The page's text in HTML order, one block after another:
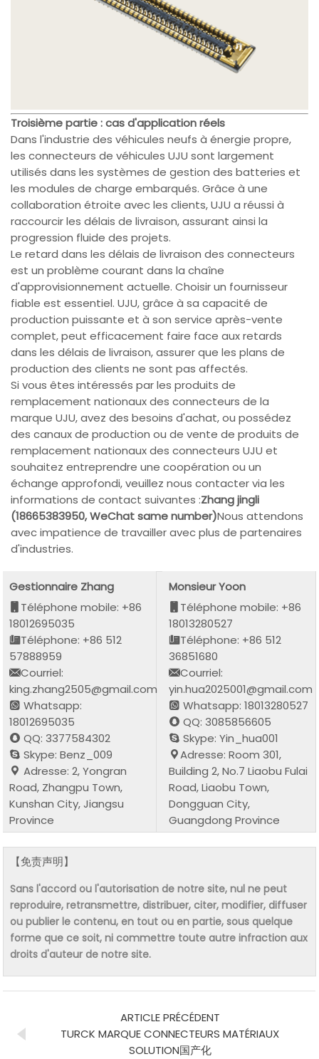
Troisième partie : cas d'application réels
Dans l'industrie des véhicules neufs à énergie propre,
les connecteurs de véhicules UJU sont largement
utilisés dans les systèmes de gestion des batteries et
les modules de charge embarqués. Grâce à une
collaboration étroite avec les clients, UJU a réussi à
raccourcir les délais de livraison, assurant ainsi la
progression fluide des projets.
Le retard dans les délais de livraison des connecteurs
est un problème courant dans la chaîne
d'approvisionnement actuelle. Choisir un fournisseur
fiable est essentiel. UJU, grâce à sa capacité de
production puissante et à son service après-vente
complet, peut efficacement faire face aux retards
dans les délais de livraison, assurer que les plans de
production des clients ne sont pas affectés.
Si vous êtes intéressés par les produits de
remplacement nationaux des connecteurs de la
marque UJU, avez des besoins d'achat, ou possédez
des canaux de production ou de vente de produits de
remplacement nationaux des connecteurs UJU et
souhaitez entreprendre une coopération ou un
échange approfondi, veuillez nous contacter via les
informations de contact suivantes :Zhang jingli
(18665383950, WeChat same number)Nous attendons
avec impatience de travailler avec plus de partenaires
d'industries.
Gestionnaire Zhang
Téléphone mobile: +86
18012695035
Téléphone: +86 512
57888959
Courriel:
king.zhang2505@gmail.com
Whatsapp:
18012695035
QQ: 3377584302
Skype: Benz_009
Adresse: 2, Yongran
Road, Zhangpu Town,
Kunshan City, Jiangsu
Province
Monsieur Yoon
Téléphone mobile: +86
18013280527
Téléphone: +86 512
36851680
Courriel:
yin.hua2025001@gmail.com
Whatsapp: 18013280527
QQ: 3085856605
Skype: Yin_hua001
Adresse: Room 301,
Building 2, No.7 Liaobu Fulai
Road, Liaobu Town,
Dongguan City,
Guangdong Province
【免责声明】
Sans l'accord ou l'autorisation de notre site, nul ne peut
reproduire, retransmettre, distribuer, citer, modifier, diffuser
ou publier le contenu, en tout ou en partie, sous quelque
forme que ce soit, ni commettre toute autre infraction aux
droits d'auteur de notre site.
ARTICLE PRÉCÉDENT
TURCK MARQUE CONNECTEURS MATÉRIAUX
SOLUTION国产化